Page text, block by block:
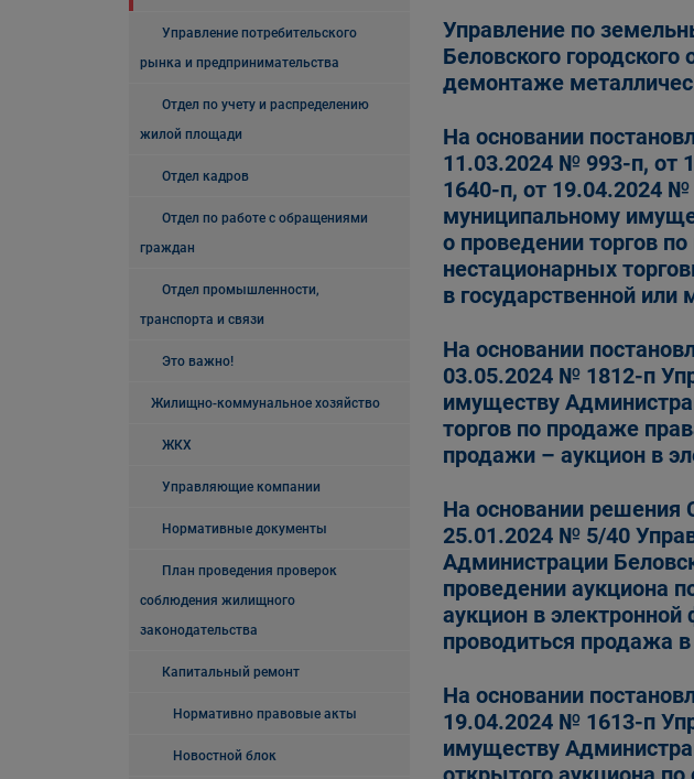
Управление потребительского
рынка и предпринимательства
Отдел по учету и распределению
жилой площади
Отдел кадров
Отдел по работе с обращениями
граждан
Отдел промышленности,
транспорта и связи
Это важно!
Жилищно-коммунальное хозяйство
ЖКХ
Управляющие компании
Нормативные документы
План проведения проверок
соблюдения жилищного
законодательства
Капитальный ремонт
Нормативно правовые акты
Новостной блок
Управление по
Беловского
демонтаже
На основании
11.03.2024 № 993-п, от
1640-п, от 19.04.2024
муниципальному
о проведении торгов
нестационарных
в государственной или
На основании
03.05.2024 № 1812-п
имуществу
торгов по продаже
продажи – аукцион в
На основании решения
25.01.2024 № 5/40
Администрации
проведении аукциона
аукцион в
проводиться продажа
На основании
19.04.2024 № 1613-п
имуществу